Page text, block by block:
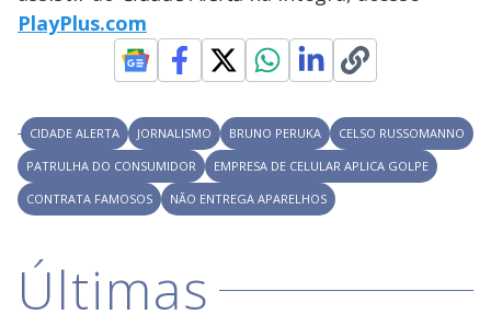
i
d
e
o
PlayPlus.com
CIDADE ALERTA JORNALISMO BRUNO PERUKA
CELSO RUSSOMANNO
PATRULHA DO CONSUMIDOR
EMPRESA DE CELULAR APLICA GOLPE
CONTRATA FAMOSOS
NÃO ENTREGA APARELHOS
Últimas